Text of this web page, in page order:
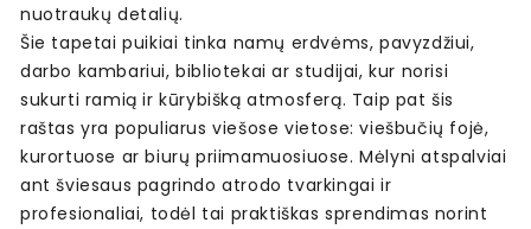
nuotraukų detalių.
Šie tapetai puikiai tinka namų erdvėms, pavyzdžiui,
darbo kambariui, bibliotekai ar studijai, kur norisi
sukurti ramią ir kūrybišką atmosferą. Taip pat šis
raštas yra populiarus viešose vietose: viešbučių fojė,
kurortuose ar biurų priimamuosiuose. Mėlyni atspalviai
ant šviesaus pagrindo atrodo tvarkingai ir
profesionaliai, todėl tai praktiškas sprendimas norint